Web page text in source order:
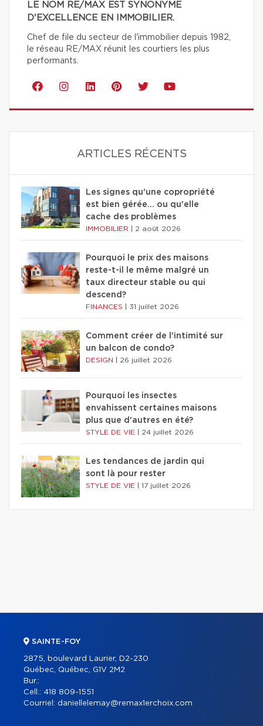
LE NOM RE/MAX EST SYNONYME
D'EXCELLENCE EN IMMOBILIER.
Chef de file du secteur de l'immobilier depuis 1982,
le réseau RE/MAX réunit les courtiers les plus
performants.
ARTICLES RÉCENTS
Les signes qu'une copropriété
est bien gérée… ou qu'elle
cache des problèmes
IMMOBILIER 2 août 2026
Pourquoi le prix des maisons
reste-t-il le même malgré un
taux directeur stable ou qui
descend?
FINANCES 31 juillet 2026
Comment créer de l'intimité sur
un balcon de condo?
DESIGN 26 juillet 2026
Pourquoi les insectes
envahissent certaines maisons
plus que d'autres en été?
STYLE DE VIE 24 juillet 2026
Les tendances de jardin qui
sont là pour rester
STYLE DE VIE 17 juillet 2026
SAINTE-FOY
2875, boulevard Laurier, D2-230
Québec, Québec, G1V 2M2
Bur.:
Cell.: 418 809-1551
Courriel: daniellelemay@remax1erchoix.com